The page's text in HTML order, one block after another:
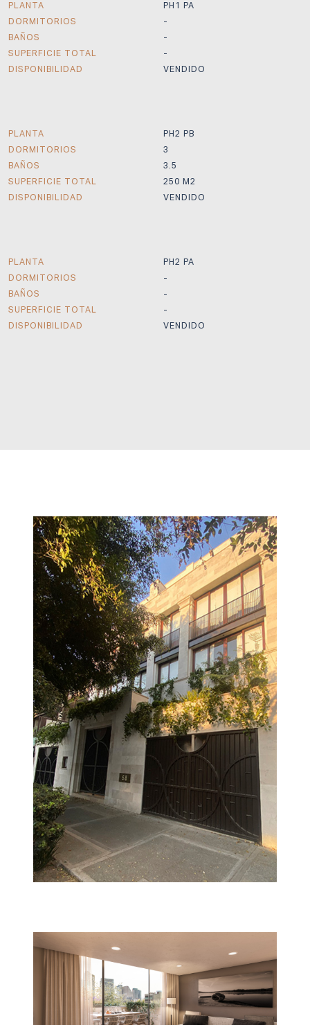
PLANTA
DORMITORIOS
BAÑOS
SUPERFICIE TOTAL
DISPONIBILIDAD
PH1 PA
-
-
-
VENDIDO
PLANTA
DORMITORIOS
BAÑOS
SUPERFICIE TOTAL
DISPONIBILIDAD
PH2 PB
3
3.5
250 M2
VENDIDO
PLANTA
DORMITORIOS
BAÑOS
SUPERFICIE TOTAL
DISPONIBILIDAD
PH2 PA
-
-
-
VENDIDO